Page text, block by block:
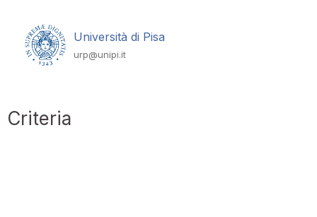
Università di Pisa
urp@unipi.it
Criteria